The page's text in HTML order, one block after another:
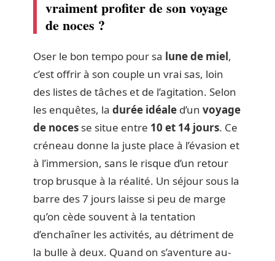
vraiment profiter de son voyage
de noces ?
Oser le bon tempo pour sa lune de miel,
c’est offrir à son couple un vrai sas, loin
des listes de tâches et de l’agitation. Selon
les enquêtes, la durée idéale d’un voyage
de noces se situe entre 10 et 14 jours. Ce
créneau donne la juste place à l’évasion et
à l’immersion, sans le risque d’un retour
trop brusque à la réalité. Un séjour sous la
barre des 7 jours laisse si peu de marge
qu’on cède souvent à la tentation
d’enchaîner les activités, au détriment de
la bulle à deux. Quand on s’aventure au-